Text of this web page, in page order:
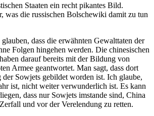
Staaten ein recht pikantes Bild.
was die russischen Bolschewiki damit zu tun
dass die erwähnten Gewalttaten der
Folgen hingehen werden. Die chinesischen
darauf bereits mit der Bildung von
Armee geantwortet. Man sagt, dass dort
der Sowjets gebildet worden ist. Ich glaube,
ist, nicht weiter verwunderlich ist. Es kann
dass nur Sowjets imstande sind, China
und vor der Verelendung zu retten.